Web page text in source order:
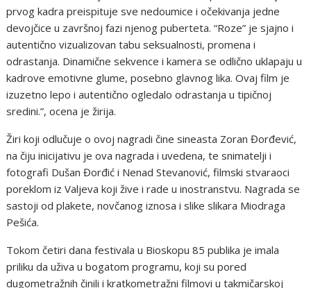
prvog kadra preispituje sve nedoumice i očekivanja jedne
devojčice u završnoj fazi njenog puberteta. “Roze” je sjajno i
autentično vizualizovan tabu seksualnosti, promena i
odrastanja. Dinamične sekvence i kamera se odlično uklapaju u
kadrove emotivne glume, posebno glavnog lika. Ovaj film je
izuzetno lepo i autentično ogledalo odrastanja u tipičnoj
sredini.”, ocena je žirija.
Žiri koji odlučuje o ovoj nagradi čine sineasta Zoran Đorđević,
na čiju inicijativu je ova nagrada i uvedena, te snimatelji i
fotografi Dušan Đorđić i Nenad Stevanović, filmski stvaraoci
poreklom iz Valjeva koji žive i rade u inostranstvu. Nagrada se
sastoji od plakete, novčanog iznosa i slike slikara Miodraga
Pešića.
Tokom četiri dana festivala u Bioskopu 85 publika je imala
priliku da uživa u bogatom programu, koji su pored
dugometražnih činili i kratkometražni filmovi u takmičarskoj